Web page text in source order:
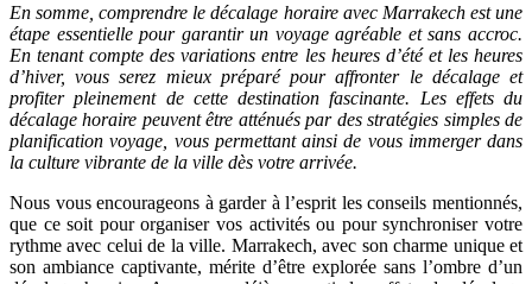
En somme, comprendre le décalage horaire avec Marrakech est une
étape essentielle pour garantir un voyage agréable et sans accroc.
En tenant compte des variations entre les heures d’été et les heures
d’hiver, vous serez mieux préparé pour affronter le décalage et
profiter pleinement de cette destination fascinante. Les effets du
décalage horaire peuvent être atténués par des stratégies simples de
planification voyage, vous permettant ainsi de vous immerger dans
la culture vibrante de la ville dès votre arrivée.
Nous vous encourageons à garder à l’esprit les conseils mentionnés,
que ce soit pour organiser vos activités ou pour synchroniser votre
rythme avec celui de la ville. Marrakech, avec son charme unique et
son ambiance captivante, mérite d’être explorée sans l’ombre d’un